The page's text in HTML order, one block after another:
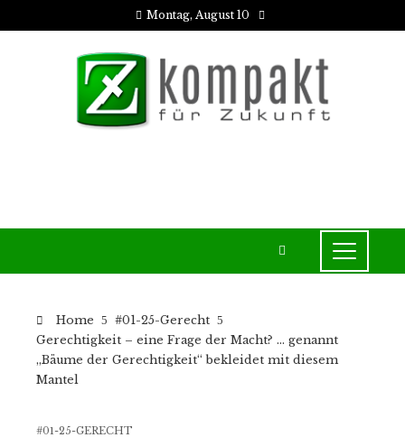
Montag, August 10
Home
#01-25-Gerecht
Gerechtigkeit – eine Frage der Macht? … genannt
„Bäume der Gerechtigkeit“ bekleidet mit diesem
Mantel
#01-25-GERECHT